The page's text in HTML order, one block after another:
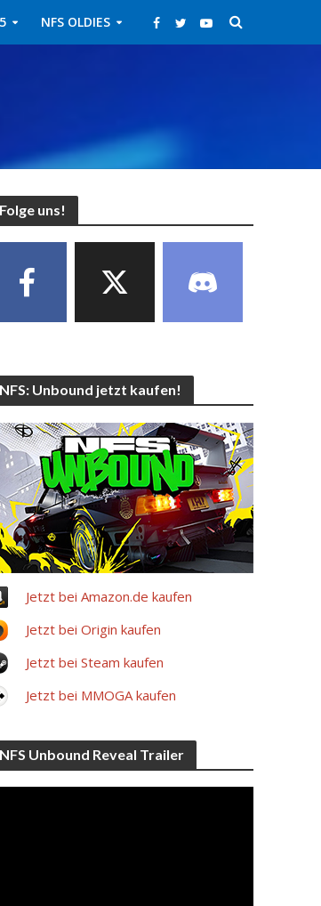
NFS OLDIES
Folge uns!
NFS: Unbound jetzt kaufen!
Jetzt bei Amazon.de kaufen
Jetzt bei Origin kaufen
Jetzt bei Steam kaufen
Jetzt bei MMOGA kaufen
NFS Unbound Reveal Trailer